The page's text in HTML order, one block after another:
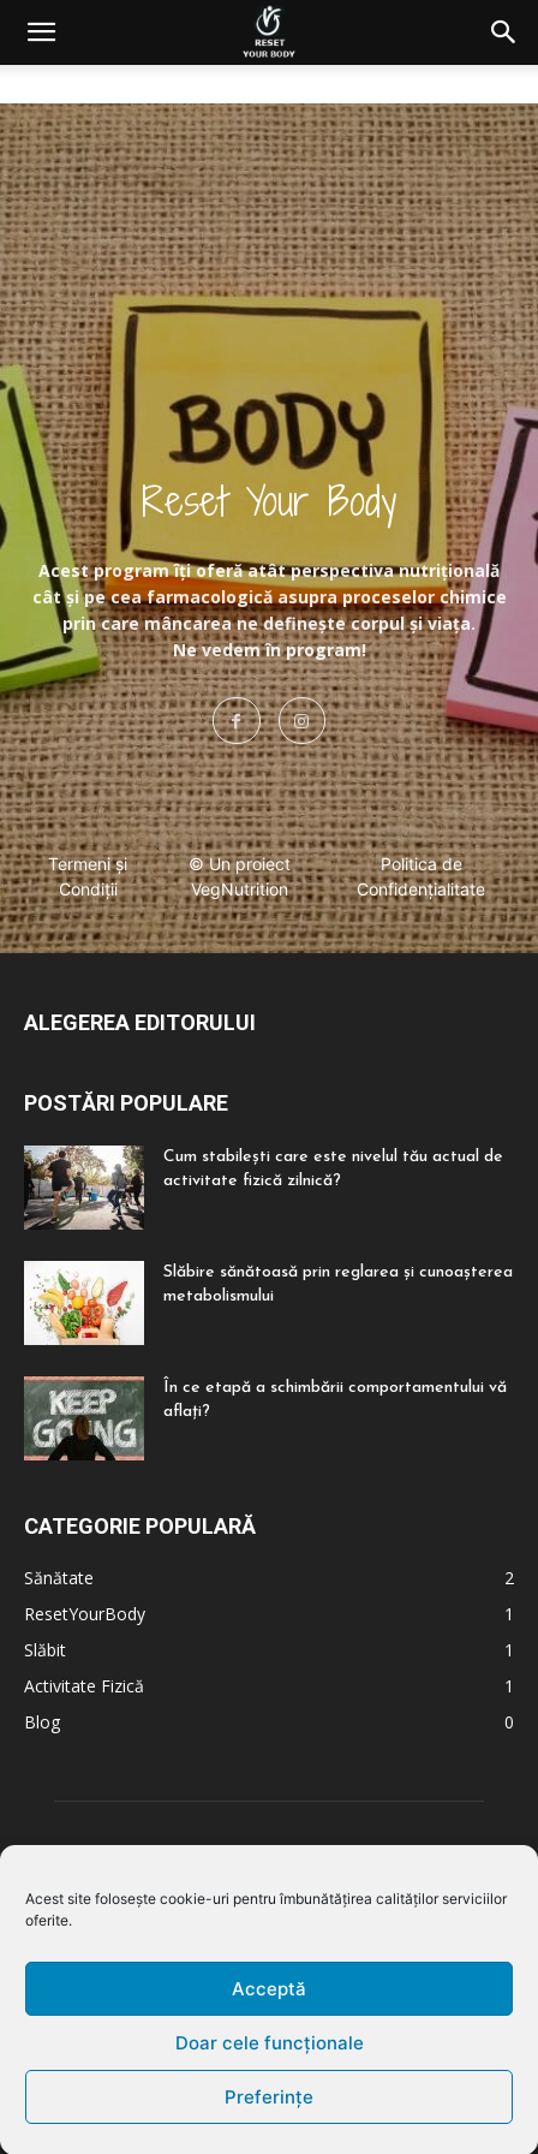
Acest site folosește cookie-uri pentru îmbunătățirea calităților serviciilor
oferite.
Acceptă
Doar cele funcționale
Preferințe
Reset Your Body
Acest program îți oferă atât perspectiva nutrițională
cât și pe cea farmacologică asupra proceselor chimice
prin care mâncarea ne definește corpul și viața.
Ne vedem în program!
Termeni și
Condiții
© Un proiect
VegNutrition
Politica de
Confidențialitate
ALEGEREA EDITORULUI
POSTĂRI POPULARE
Cum stabilești care este nivelul tău actual de
activitate fizică zilnică?
Slăbire sănătoasă prin reglarea și cunoașterea
metabolismului
În ce etapă a schimbării comportamentului vă
aflați?
CATEGORIE POPULARĂ
Sănătate
2
ResetYourBody
1
Slăbit
1
Activitate Fizică
1
Blog
0
DESPRE NOI